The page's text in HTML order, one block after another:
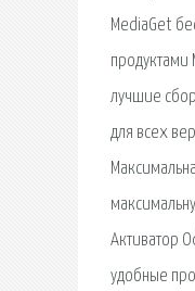
MediaGet
продуктами
лучшие
для всех
Активатор
удобные